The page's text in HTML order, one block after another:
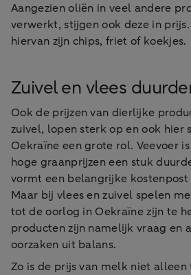
Aangezien oliën in veel andere
verwerkt, stijgen ook deze in
hiervan zijn chips, friet of koekjes.
Zuivel en vlees
Ook de prijzen van dierlijke
zuivel, lopen sterk op en ook hier
Oekraïne een grote rol. Veevoer
hoge graanprijzen een stuk
vormt een belangrijke kostenpost
Maar bij vlees en zuivel spelen
tot de oorlog in Oekraïne zijn te
producten zijn namelijk vraag en
oorzaken uit balans.
Zo is de prijs van melk niet alleen